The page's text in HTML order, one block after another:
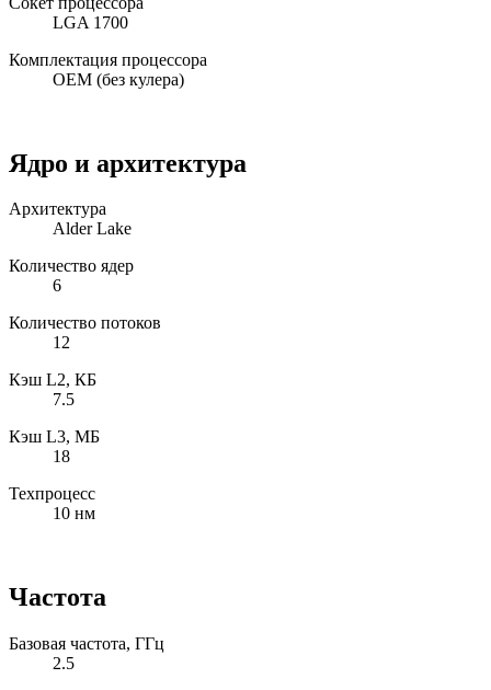
LGA 1700
Комплектация процессора
OEM (без кулера)
Ядро и архитектура
Архитектура
Alder Lake
Количество ядер
6
Количество потоков
12
Кэш L2, КБ
7.5
Кэш L3, МБ
18
Техпроцесс
10 нм
Частота
Базовая частота, ГГц
2.5